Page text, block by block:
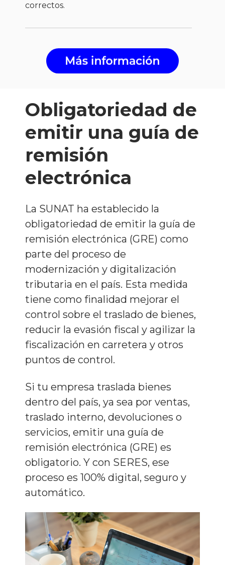
correctos.
Obligatoriedad de
emitir una guía de
remisión
electrónica
La SUNAT ha establecido la
obligatoriedad de emitir la guía de
remisión electrónica (GRE) como
parte del proceso de
modernización y digitalización
tributaria en el país. Esta medida
tiene como finalidad mejorar el
control sobre el traslado de bienes,
reducir la evasión fiscal y agilizar la
fiscalización en carretera y otros
puntos de control.
Si tu empresa traslada bienes
dentro del país, ya sea por ventas,
traslado interno, devoluciones o
servicios, emitir una guía de
remisión electrónica (GRE) es
obligatorio. Y con SERES, ese
proceso es 100% digital, seguro y
automático.